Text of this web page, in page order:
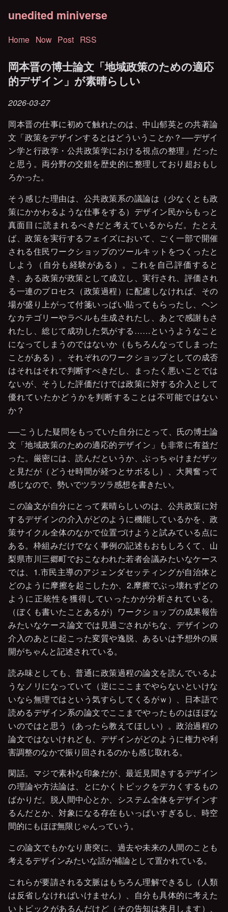
unedited miniverse
Home Now Post RSS
岡本晋の博士論文「地域政策のための適応
的デザイン」が素晴らしい
2026-03-27
岡本晋の仕事に初めて触れたのは、中山郁英との共著論
文「政策をデザインするとはどういうことか？──デザイ
ン学と行政学・公共政策学における視点の整理」だった
と思う。両分野の交錯を歴史的に整理しており超おもし
ろかった。
そう感じた理由は、公共政策系の議論は（少なくとも政
策にかかわるような仕事をする）デザイン民からもっと
真面目に読まれるべきだと考えているからだ。たとえ
ば、政策を実行するフェイズにおいて、ごく一部で開催
される住民ワークショップのツールキットをつくったと
しよう（自分も経験がある）。これを自己評価すると
き、ある政策が政策として成立し、実行され、評価され
る一連のプロセス（政策過程）に配慮しなければ、その
場が盛り上がって付箋いっぱい貼ってもらったし、ヘン
なカテゴリーやラベルも生成されたし、あとで感謝もさ
れたし、総じて成功した気がする……というようなこと
になってしまうのではないか（もちろんなってしまった
ことがある）。それぞれのワークショップとしての成否
はそれはそれで判断すべきだし、まったく悪いことでは
ないが、そうした評価だけでは政策に対する介入として
優れていたかどうかを判断することは不可能ではない
か？
──こうした疑問をもっていた自分にとって、氏の博士論
文「地域政策のための適応的デザイン」も非常に有益だ
った。厳密には、読んだというか、ぶっちゃけまだザッ
と見だが（どうせ時間が経つとサボるし）、大興奮って
感じなので、勢いでツラツラ感想を書きたい。
この論文が自分にとって素晴らしいのは、公共政策に対
するデザインの介入がどのように機能しているかを、政
策サイクル全体のなかで位置づけようと試みている点に
ある。枠組みだけでなく事例の記述もおもしろくて、山
梨県市川三郷町でおこなわれた若者会議みたいなケース
では、1.市民主導のアジェンダセッティングが自治体と
どのように摩擦を起こしたか、2.摩擦でぶっ壊れずどの
ように正統性を獲得していったかが分析されている。
（ぼくも書いたことあるが）ワークショップの成果報告
みたいなケース論文では見過ごされがちな、デザインの
介入のあとに起こった変質や逸脱、あるいは予想外の展
開がちゃんと記述されている。
読み味としても、普通に政策過程の論文を読んでいるよ
うなノリになっていて（逆にここまでやらないといけな
いなら無理ではという気すらしてくるがｗ）、日本語で
読めるデザイン系の論文でここまでやったものはほぼな
いのではと思う（あったら教えてほしい）。政治過程の
論文ではないけれども、デザインがどのように権力や利
害調整のなかで振り回されるのかも感じ取れる。
閑話。マジで素朴な印象だが、最近見聞きするデザイン
の理論や方法論は、とにかくトピックをデカくするもの
ばかりだ。脱人間中心とか、システム全体をデザインす
るんだとか、対象になる存在もいっぱいすぎるし、時空
間的にもほぼ無限じゃんっていう。
この論文でもかなり唐突に、過去や未来の人間のことも
考えるデザインみたいな話が補論として置かれている。
これらが要請される文脈はもちろん理解できるし（人類
は反省しなければいけません）、自分も具体的に考えた
いトピックがあるんだけど（その告知は来月します）、